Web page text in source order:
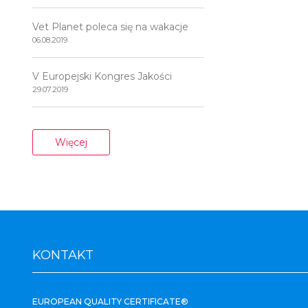
Vet Planet poleca się na wakacje
06.08.2019
V Europejski Kongres Jakości
29.07.2019
Więcej
KONTAKT
EUROPEAN QUALITY CERTIFICATE®